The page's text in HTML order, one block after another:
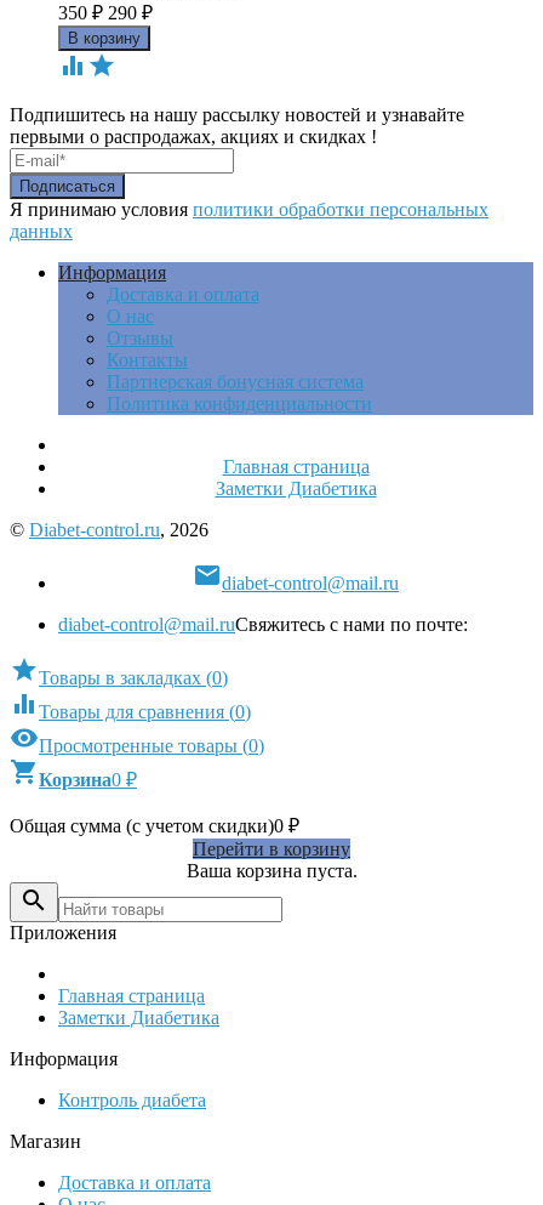
350 ₽ 290 ₽
 
Подпишитесь на нашу рассылку новостей и узнавайте
первыми о распродажах, акциях и скидках !
Я принимаю условия политики обработки персональных
данных
Информация
Доставка и оплата
О нас
Отзывы
Контакты
Партнерская бонусная система
Политика конфиденциальности
Главная страница
Заметки Диабетика
© Diabet-control.ru, 2026
diabet-control@mail.ru
diabet-control@mail.ruСвяжитесь с нами по почте:
Товары в закладках (0)
 Товары для сравнения (0)
Просмотренные товары (0)
Корзина0 ₽
Общая сумма (с учетом скидки)0 ₽
Перейти в корзину
Ваша корзина пуста.

Приложения
Главная страница
Заметки Диабетика
Информация
Контроль диабета
Магазин
Доставка и оплата